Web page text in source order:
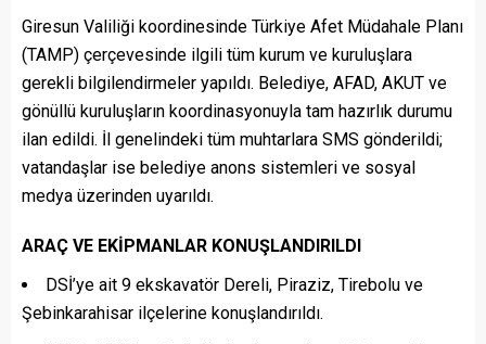
Giresun Valiliği koordinesinde Türkiye Afet Müdahale Planı
(TAMP) çerçevesinde ilgili tüm kurum ve kuruluşlara
gerekli bilgilendirmeler yapıldı. Belediye, AFAD, AKUT ve
gönüllü kuruluşların koordinasyonuyla tam hazırlık durumu
ilan edildi. İl genelindeki tüm muhtarlara SMS gönderildi;
vatandaşlar ise belediye anons sistemleri ve sosyal
medya üzerinden uyarıldı.
ARAÇ VE EKİPMANLAR KONUŞLANDIRILDI
DSİ’ye ait 9 ekskavatör Dereli, Piraziz, Tirebolu ve
Şebinkarahisar ilçelerine konuşlandırıldı.